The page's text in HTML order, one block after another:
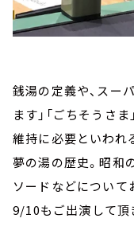
銭湯の定義や、スー
ます」「ごちそうさ
維持に必要といわれ
夢の湯の歴史。昭和
ソードなどについて
9/10もご出演して頂